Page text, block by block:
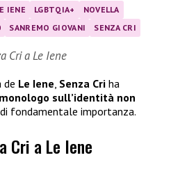
IENE LGBTQIA+
NOVELLA
SANREMO GIOVANI SENZA CRI
Cri a Le Iene
de Le Iene Senza Cri ha
monologo sull’identità non
fondamentale importanza.
Cri a Le Iene